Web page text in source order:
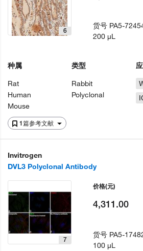
1篇参考文献
6
种属
Rat
Human
Mouse
类型
Rabbit
Polyclonal
货号 PA5-
200 µL
Invitrogen
DVL3 Polyclonal Antibody
7
价格(元)
4,311.00
货号 PA5-
100 µL